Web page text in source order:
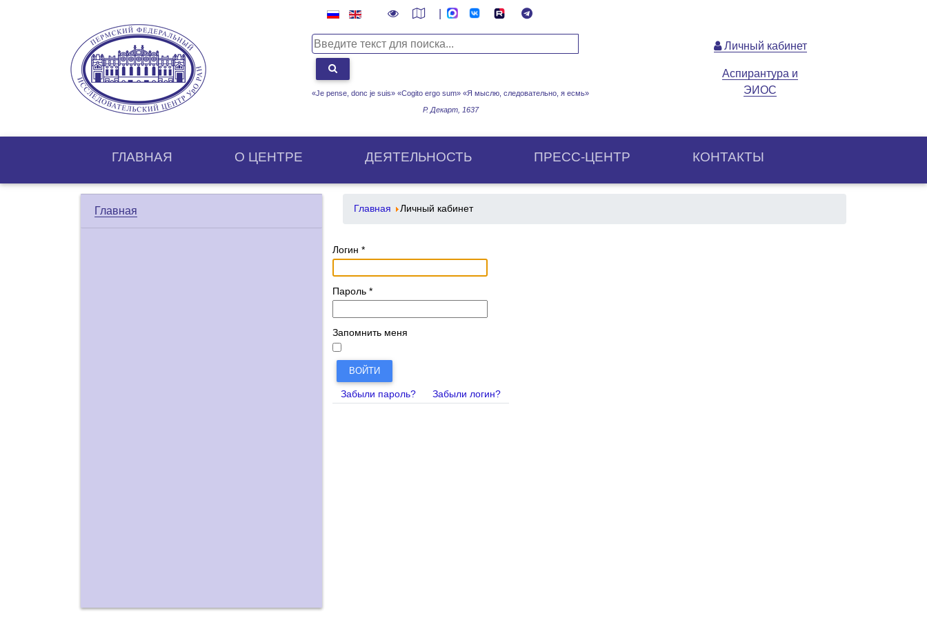
«Je pense, donc je suis» «Cogito ergo sum» «Я мыслю, следовательно, я есмь»
Р. Декарт, 1637
Личный кабинет
Аспирантура и
ЭИОС
ГЛАВНАЯ О ЦЕНТРE ДЕЯТЕЛЬНОСТЬ ПРЕСС-ЦЕНТР КОНТАКТЫ
Главная Главная Личный кабинет
Логин *
Пароль *
Запомнить меня
ВОЙТИ
Забыли пароль? Забыли логин?